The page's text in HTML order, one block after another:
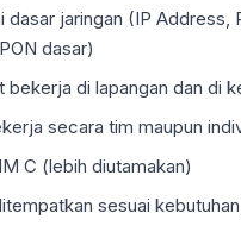
dasar jaringan (IP Address,
dasar)
bekerja di lapangan dan di
secara tim maupun
C (lebih diutamakan)
sesuai